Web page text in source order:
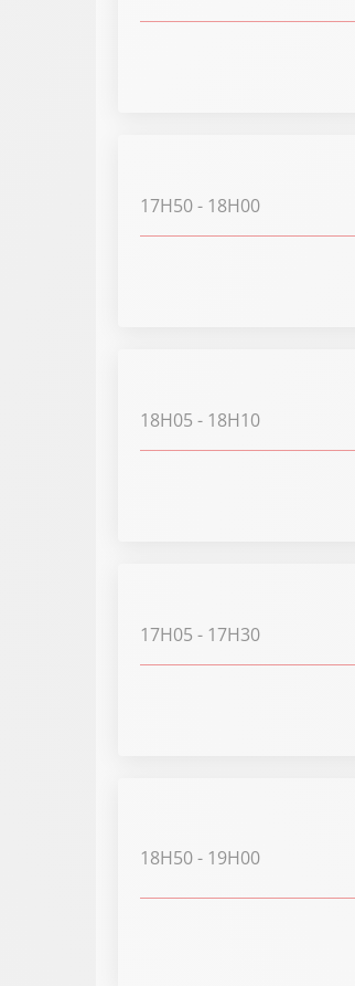
17H50- 18H00
18H05 - 18H10
17H05 - 17H30
18H50- 19H00